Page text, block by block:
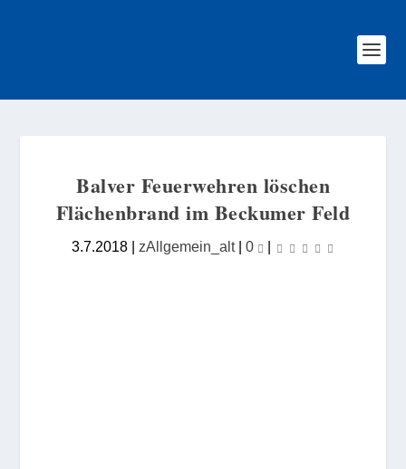
Balver Feuerwehren löschen
Flächenbrand im Beckumer Feld
3.7.2018 | zAllgemein_alt| 0 |